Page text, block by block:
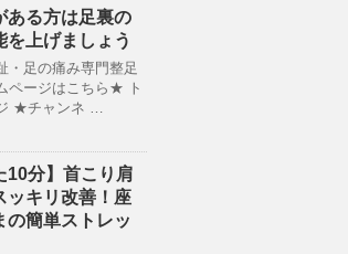
ある方は足裏の
を上げましょう
・足の痛み専門整足
ージはこちら★ ト
★チャンネ …
10分】首こり肩
ッキリ改善！座
の簡単ストレッ